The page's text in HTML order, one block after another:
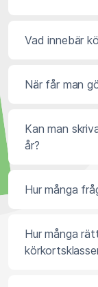
Vad innebär
När får man
Kan man
år?
Hur många
Hur många